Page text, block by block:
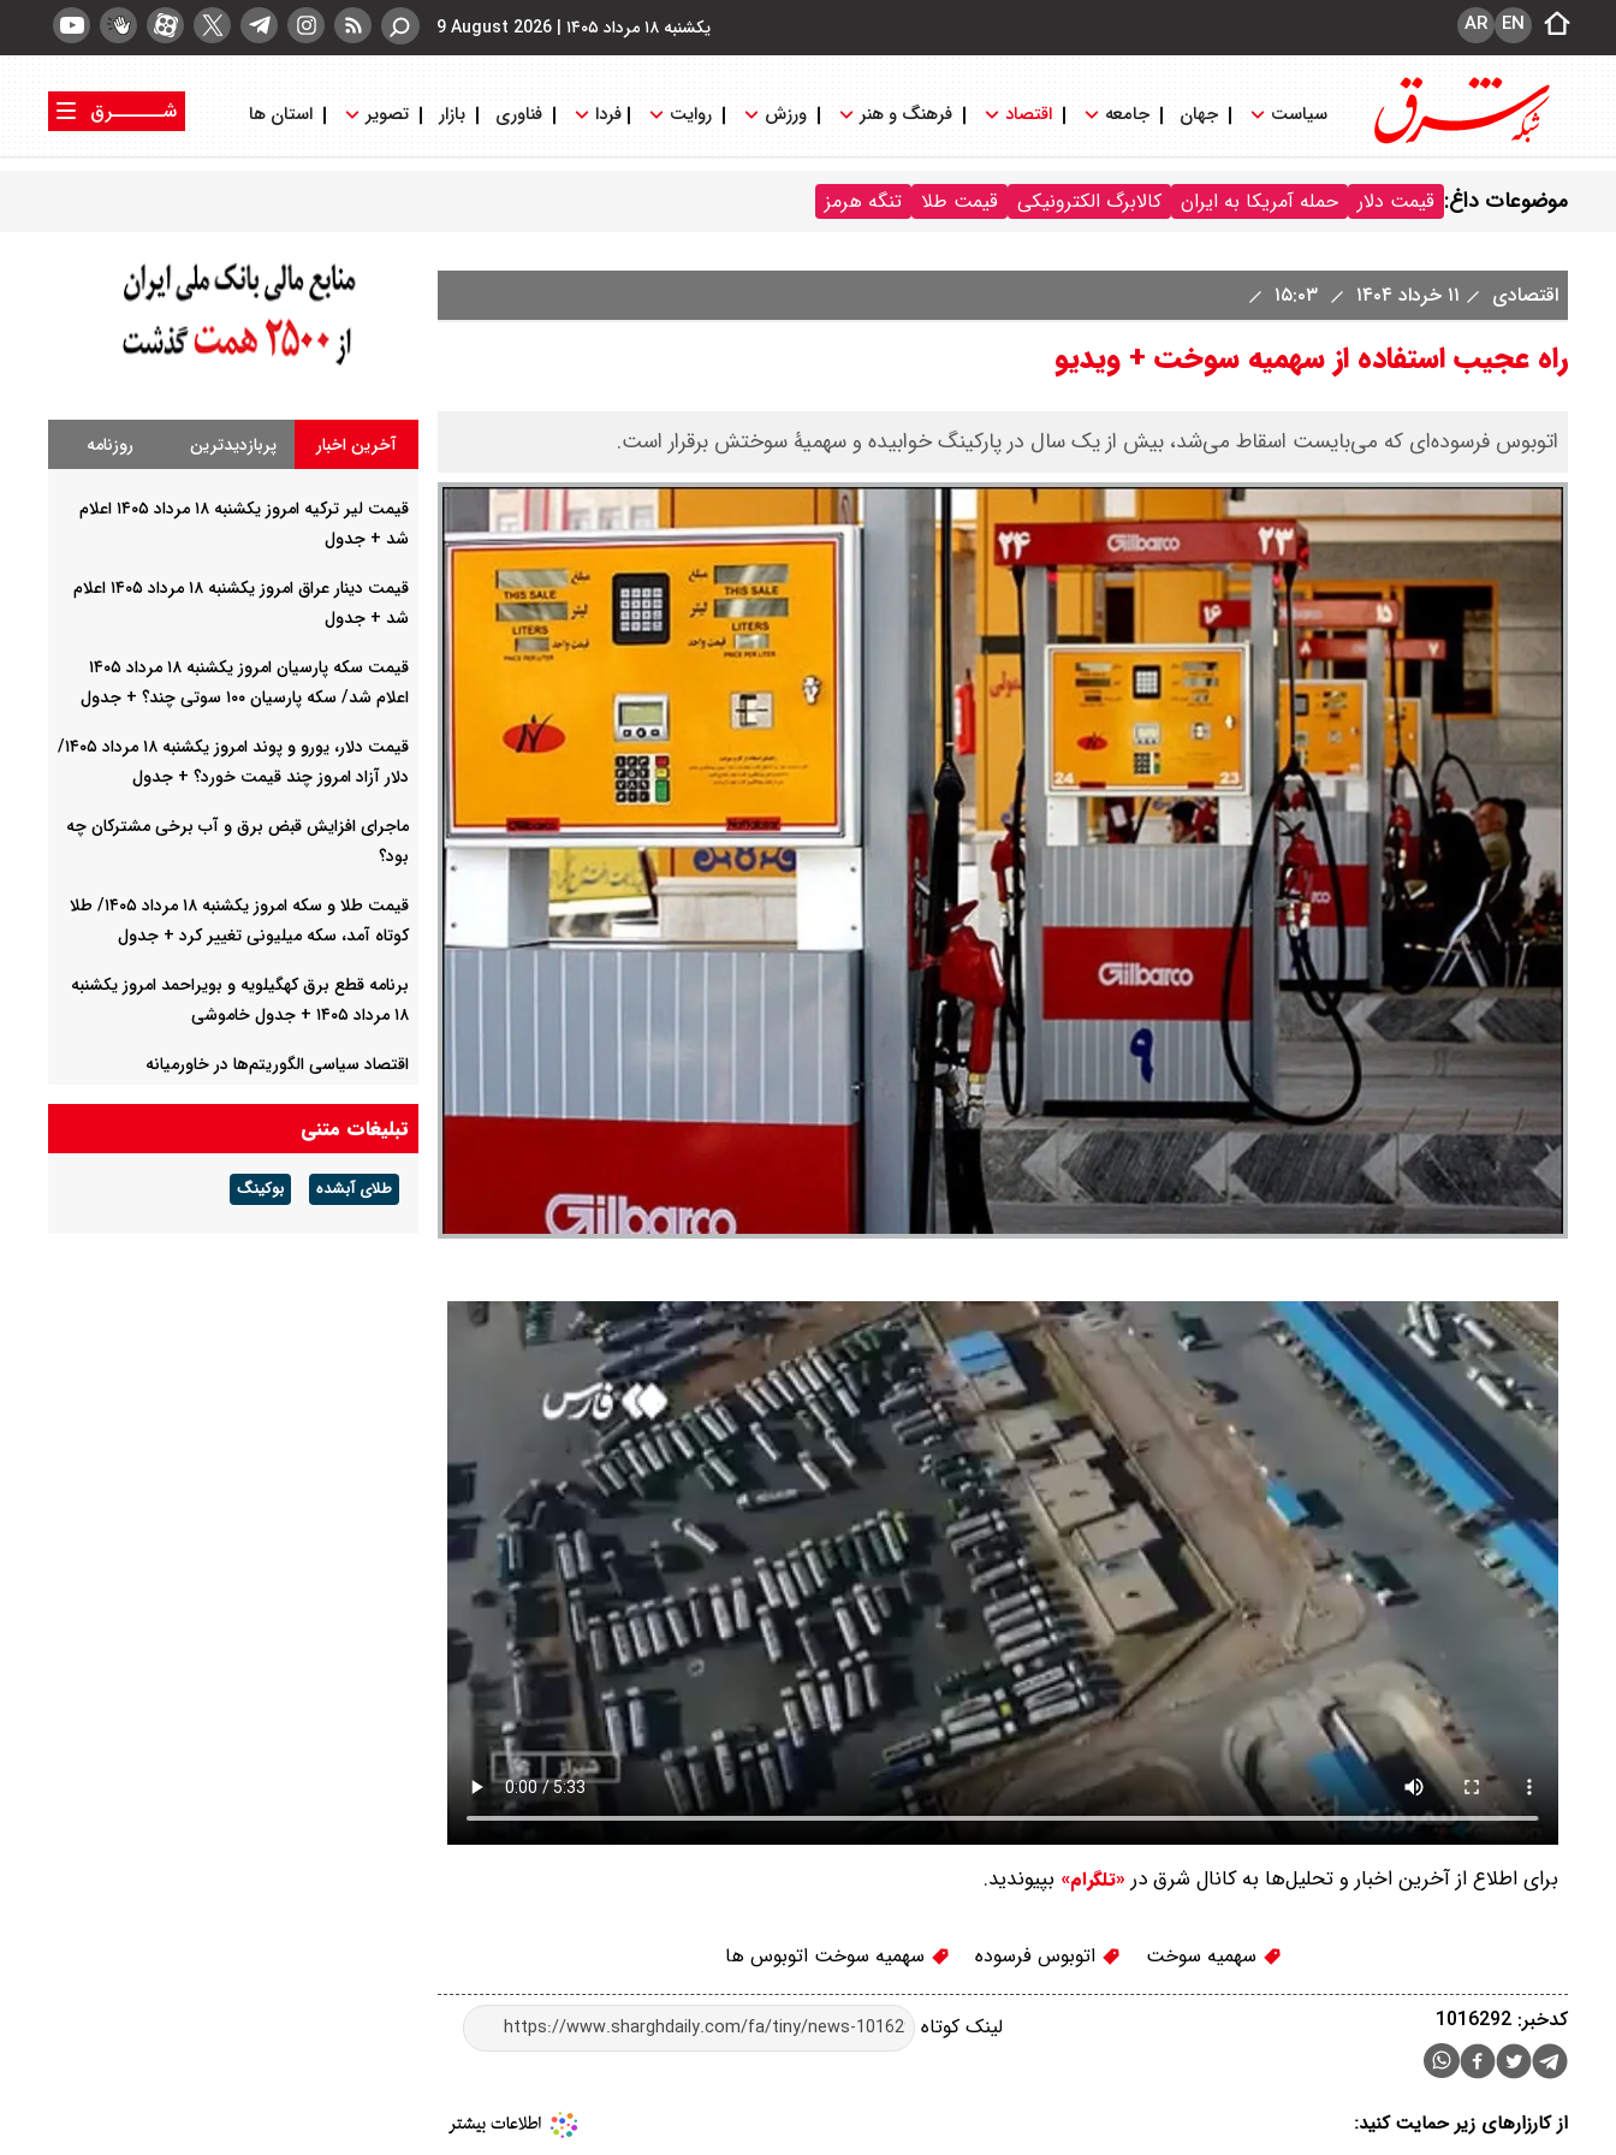
یکشنبه ۱۸ مرداد ۱۴۰۵ |
9 August 2026 EN
AR
سیاست جهان جامعه اقتصاد فرهنگ و هنر ورزش روایت فردا فناوری بازار تصویر استان ها
شــــــرق
موضوعات داغ: قیمت دلار حمله آمریکا به ایران کالابرگ الکترونیکی قیمت طلا تنگه هرمز
اقتصادی ۱۱ خرداد ۱۴۰۴
راه عجیب استفاده از سهمیه سوخت + ویدیو
اتوبوس فرسوده‌ای که می‌بایست اسقاط می‌شد، بیش از یک سال در پارکینگ خوابیده و سهمیۀ سوختش برقرار است.
برای اطلاع از آخرین اخبار و تحلیل‌ها به کانال شرق در «تلگرام» بپیوندید.
سهمیه سوخت اتوبوس فرسوده سهمیه سوخت اتوبوس ها
لینک کوتاه کدخبر: 1016292
از کارزارهای زیر حمایت کنید:
آخرین اخبار پربازدیدترین روزنامه
قیمت لیر ترکیه امروز یکشنبه ۱۸ مرداد ۱۴۰۵ اعلام
شد + جدول
قیمت دینار عراق امروز یکشنبه ۱۸ مرداد ۱۴۰۵ اعلام
شد + جدول
قیمت سکه پارسیان امروز یکشنبه ۱۸ مرداد ۱۴۰۵
اعلام شد/ سکه پارسیان ۱۰۰ سوتی چند؟ + جدول
قیمت دلار، یورو و پوند امروز یکشنبه ۱۸ مرداد ۱۴۰۵/
دلار آزاد امروز چند قیمت خورد؟ + جدول
ماجرای افزایش قبض برق و آب برخی مشترکان چه
بود؟
قیمت طلا و سکه امروز یکشنبه ۱۸ مرداد ۱۴۰۵/ طلا
کوتاه آمد، سکه میلیونی تغییر کرد + جدول
برنامه قطع برق کهگیلویه و بویراحمد امروز یکشنبه
۱۸ مرداد ۱۴۰۵ + جدول خاموشی
اقتصاد سیاسی الگوریتم‌ها در خاورمیانه
سهم ایران از نفت و گاز خزر چقدر است؟
اوکراین به شاهرگ گازی روسیه_اروپا حمله کرد
تبلیغات متنی
طلای آبشده بوکینگ